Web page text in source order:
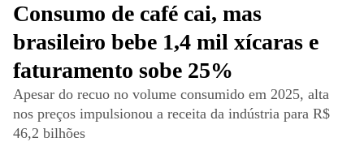
Consumo de café cai, mas
brasileiro bebe 1,4 mil xícaras e
faturamento sobe 25%
Apesar do recuo no volume consumido em 2025, alta
nos preços impulsionou a receita da indústria para R$
46,2 bilhões